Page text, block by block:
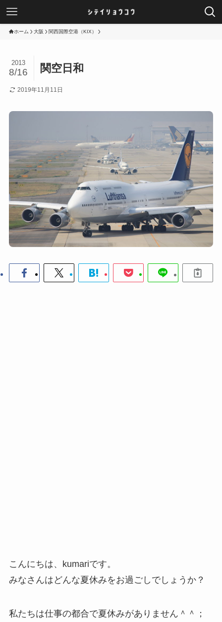
ホーム 大阪 関西国際空港（KIX）
関空日和
2013
8/16
2019年11月11日
こんにちは、kumariです。
みなさんはどんな夏休みをお過ごしでしょうか？
私たちは仕事の都合で夏休みがありません＾＾；